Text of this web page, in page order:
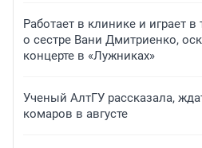
Работает в клинике и играет в
о сестре Вани Дмитриенко,
концерте в «Лужниках»
Ученый АлтГУ рассказала,
комаров в августе